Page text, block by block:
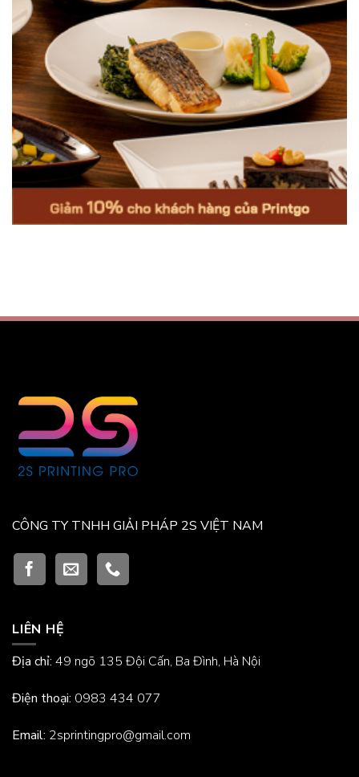
CÔNG TY TNHH GIẢI PHÁP 2S VIỆT NAM
LIÊN HỆ
Địa chỉ: 49 ngõ 135 Đội Cấn, Ba Đình, Hà Nội
Điện thoại: 0983 434 077
Email: 2sprintingpro@gmail.com